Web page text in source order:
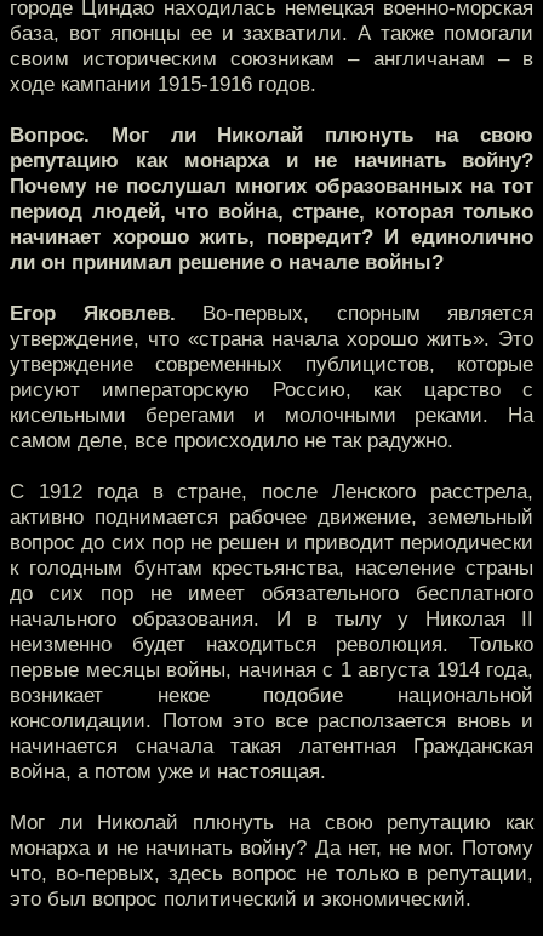
городе Циндао находилась немецкая военно-морская
база, вот японцы ее и захватили. А также помогали
своим историческим союзникам – англичанам – в
ходе кампании 1915-1916 годов.
Вопрос. Мог ли Николай плюнуть на свою
репутацию как монарха и не начинать войну?
Почему не послушал многих образованных на тот
период людей, что война, стране, которая только
начинает хорошо жить, повредит? И единолично
ли он принимал решение о начале войны?
Егор Яковлев. Во-первых, спорным является
утверждение, что «страна начала хорошо жить». Это
утверждение современных публицистов, которые
рисуют императорскую Россию, как царство с
кисельными берегами и молочными реками. На
самом деле, все происходило не так радужно.
С 1912 года в стране, после Ленского расстрела,
активно поднимается рабочее движение, земельный
вопрос до сих пор не решен и приводит периодически
к голодным бунтам крестьянства, население страны
до сих пор не имеет обязательного бесплатного
начального образования. И в тылу у Николая II
неизменно будет находиться революция. Только
первые месяцы войны, начиная с 1 августа 1914 года,
возникает некое подобие национальной
консолидации. Потом это все расползается вновь и
начинается сначала такая латентная Гражданская
война, а потом уже и настоящая.
Мог ли Николай плюнуть на свою репутацию как
монарха и не начинать войну? Да нет, не мог. Потому
что, во-первых, здесь вопрос не только в репутации,
это был вопрос политический и экономический.